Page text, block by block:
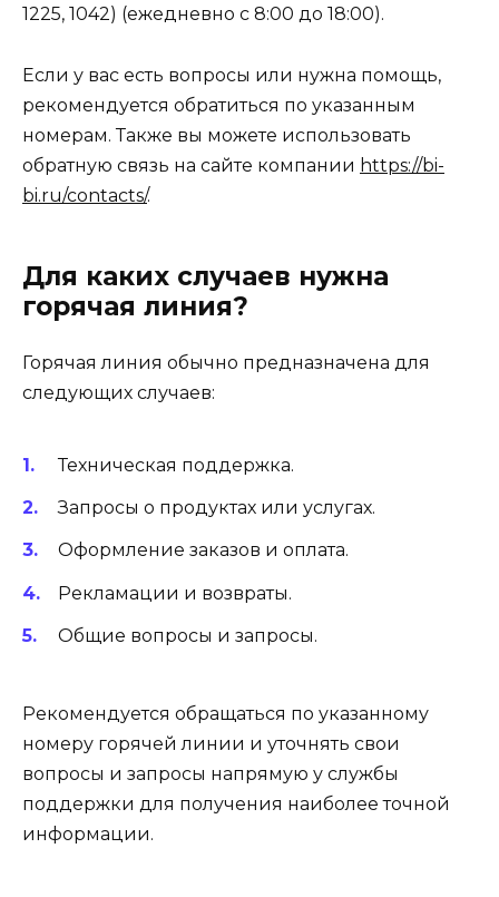
1225, 1042) (ежедневно с 8:00 до 18:00).
Если у вас есть вопросы или нужна помощь,
рекомендуется обратиться по указанным
номерам. Также вы можете использовать
обратную связь на сайте компании https://bi-
bi.ru/contacts/.
Для каких случаев нужна
горячая линия?
Горячая линия обычно предназначена для
следующих случаев:
Техническая поддержка.
Запросы о продуктах или услугах.
Оформление заказов и оплата.
Рекламации и возвраты.
Общие вопросы и запросы.
Рекомендуется обращаться по указанному
номеру горячей линии и уточнять свои
вопросы и запросы напрямую у службы
поддержки для получения наиболее точной
информации.